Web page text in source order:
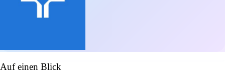
Auf einen Blick